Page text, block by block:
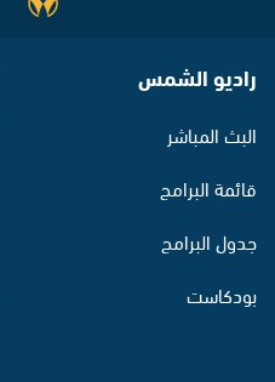
راديو الشمس
البث المباشر
قائمة البرامج
جدول البرامج
بودكاست